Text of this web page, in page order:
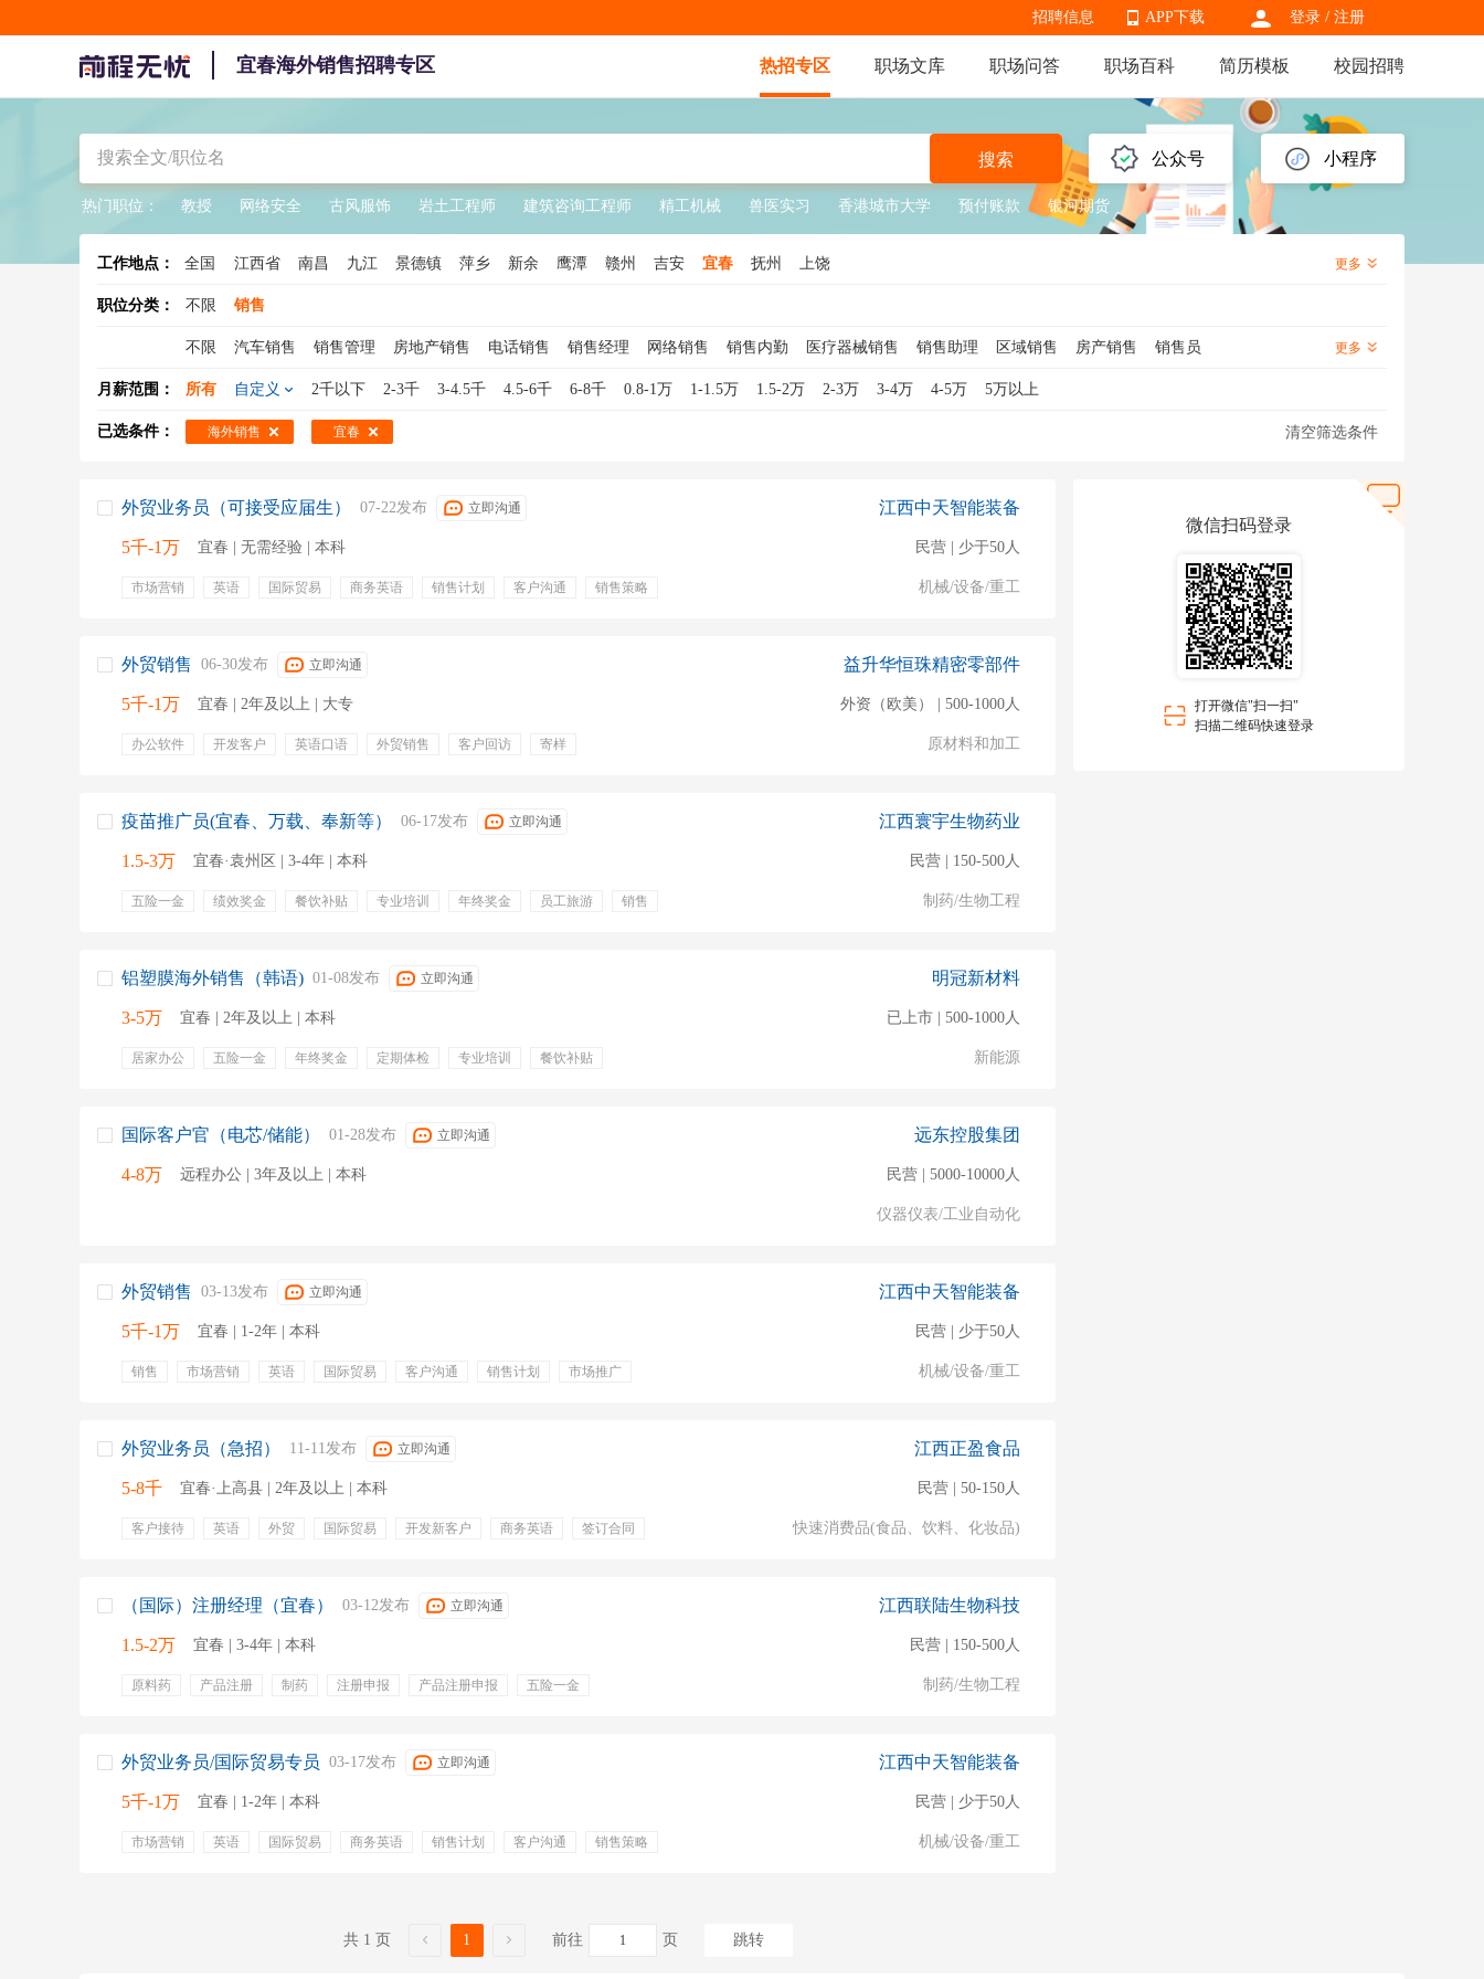
登录 / 注册
APP下载
APP下载
招聘信息
宜春海外销售招聘专区 热招专区 职场文库 职场问答 职场百科 简历模板 校园招聘
公众号 小程序
搜索
热门职位： 教授 网络安全 古风服饰 岩土工程师 建筑咨询工程师 精工机械 兽医实习 香港城市大学 预付账款 银河期货
工作地点： 全国 江西省 南昌 九江 景德镇 萍乡 新余 鹰潭 赣州 吉安 宜春 抚州 上饶 更多
职位分类： 不限 销售
不限 汽车销售 销售管理 房地产销售 电话销售 销售经理 网络销售 销售内勤 医疗器械销售 销售助理 区域销售 房产销售
销售员
销售总监
销售工程师 医药销售 大客户销售 销售顾问 软件销售 销售代表 互联网销售 酒店销售 钢材销售 信用卡销售
建材销售
销售支持 广告销售
更多
月薪范围： 所有 自定义 2千以下 2-3千 3-4.5千 4.5-6千 6-8千 0.8-1万 1-1.5万 1.5-2万 2-3万 3-4万 4-5万 5万以上
已选条件： 海外销售 宜春 清空筛选条件
外贸业务员（可接受应届生） 07-22发布 立即沟通
5千-1万 宜春 | 无需经验 | 本科
市场营销 英语 国际贸易 商务英语 销售计划 客户沟通
销售策略
江西中天智能装备
民营 | 少于50人
机械/设备/重工
外贸销售 06-30发布 立即沟通
5千-1万 宜春 | 2年及以上 | 大专
办公软件 开发客户 英语口语 外贸销售 客户回访
寄样
益升华恒珠精密零部件
外资（欧美） | 500-1000人
原材料和加工
疫苗推广员(宜春、万载、奉新等） 06-17发布 立即沟通
1.5-3万 宜春·袁州区 | 3-4年 | 本科
五险一金 绩效奖金 餐饮补贴 专业培训 年终奖金 员工旅游
销售
江西寰宇生物药业
民营 | 150-500人
制药/生物工程
铝塑膜海外销售（韩语) 01-08发布 立即沟通
3-5万 宜春 | 2年及以上 | 本科
居家办公 五险一金 年终奖金 定期体检 专业培训
餐饮补贴
高分子材料
客户跟进 开拓新客户 韩语
明冠新材料
已上市 | 500-1000人
新能源
国际客户官（电芯/储能） 01-28发布 立即沟通
4-8万 远程办公 | 3年及以上 | 本科
远东控股集团
民营 | 5000-10000人
仪器仪表/工业自动化
外贸销售 03-13发布 立即沟通
5千-1万 宜春 | 1-2年 | 本科
销售 市场营销 英语 国际贸易 客户沟通 销售计划
市场推广
江西中天智能装备
民营 | 少于50人
机械/设备/重工
外贸业务员（急招） 11-11发布 立即沟通
5-8千 宜春·上高县 | 2年及以上 | 本科
客户接待 英语 外贸 国际贸易 开发新客户 商务英语
签订合同
提成
年休假 氛围好
江西正盈食品
民营 | 50-150人
快速消费品(食品、饮料、化妆品)
（国际）注册经理（宜春） 03-12发布 立即沟通
1.5-2万 宜春 | 3-4年 | 本科
原料药 产品注册 制药 注册申报 产品注册申报
五险一金
江西联陆生物科技
民营 | 150-500人
制药/生物工程
外贸业务员/国际贸易专员 03-17发布 立即沟通
5千-1万 宜春 | 1-2年 | 本科
市场营销 英语 国际贸易 商务英语 销售计划 客户沟通
销售策略
江西中天智能装备
民营 | 少于50人
机械/设备/重工
共 1 页 1 前往 页 跳转
微信扫码登录
打开微信"扫一扫"
扫描二维码快速登录